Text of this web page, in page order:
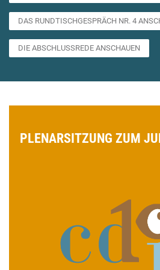
DAS RUNDTISCHGESPRÄCH NR. 4
DIE ABSCHLUSSREDE ANSCHAUEN
PLENARSITZUNG ZUM